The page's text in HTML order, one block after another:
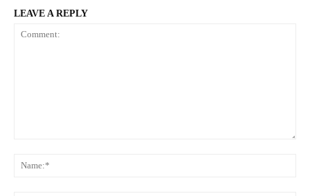
LEAVE A REPLY